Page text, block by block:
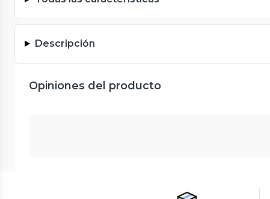
Descripción
Opiniones del producto